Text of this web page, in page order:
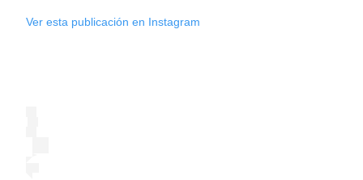
Ver esta publicación en Instagram